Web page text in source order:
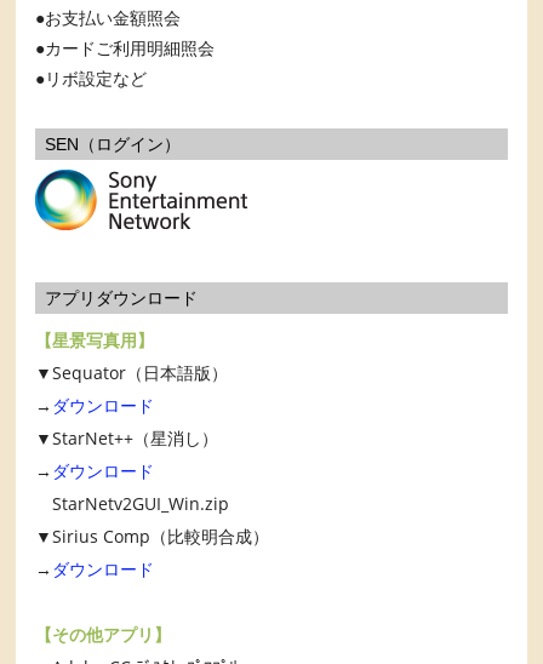
お支払い金額照会
カードご利用明細照会
リボ設定など
SEN（ログイン）
アプリダウンロード
【星景写真用】
▼Sequator（日本語版）
→ ダウンロード
▼StarNet++（星消し）
→ ダウンロード
StarNetv2GUI_Win.zip
▼Sirius Comp（比較明合成）
→ ダウンロード
【その他アプリ】